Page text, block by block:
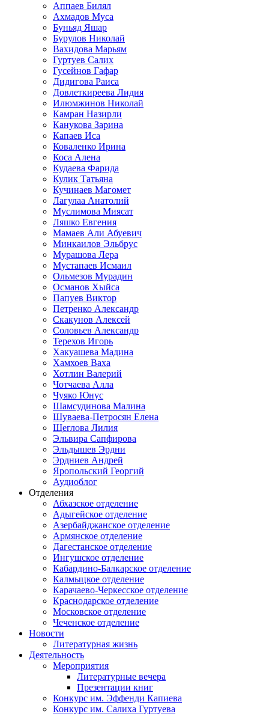
Аппаев Билял
Ахмадов Муса
Буньяд Яшар
Бурулов Николай
Вахидова Марьям
Гуртуев Салих
Гусейнов Гафар
Дидигова Раиса
Довлеткиреева Лидия
Илюмжинов Николай
Камран Назирли
Канукова Зарина
Капаев Иса
Коваленко Ирина
Коса Алена
Кудаева Фарида
Кулик Татьяна
Кучинаев Магомет
Лагулаа Анатолий
Муслимова Миясат
Ляшко Евгения
Мамаев Али Абуевич
Минкаилов Эльбрус
Мурашова Лера
Мустапаев Исмаил
Ольмезов Мурадин
Османов Хыйса
Папуев Виктор
Петренко Александр
Скакунов Алексей
Соловьев Александр
Терехов Игорь
Хакуашева Мадина
Хамхоев Ваха
Хотлин Валерий
Чотчаева Алла
Чуяко Юнус
Шамсудинова Малина
Шуваева-Петросян Елена
Щеглова Лилия
Эльвира Сапфирова
Эльдышев Эрдни
Эрдниев Андрей
Яропольский Георгий
Аудиоблог
Отделения
Абхазское отделение
Адыгейское отделение
Азербайджанское отделение
Армянское отделение
Дагестанское отделение
Ингушское отделение
Кабардино-Балкарское отделение
Калмыцкое отделение
Карачаево-Черкесское отделение
Краснодарское отделение
Московское отделение
Чеченское отделение
Новости
Литературная жизнь
Деятельность
Мероприятия
Литературные вечера
Презентации книг
Конкурс им. Эффенди Капиева
Конкурс им. Салиха Гуртуева